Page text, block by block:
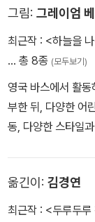
운 세계, 그 누구도
그림: 그레이엄
최근작 : <하늘을
… 총 8종 (모두보기)
영국 바스에서 활
부한 뒤, 다양한 어
동, 다양한 스타일
습니다.
옮긴이: 김경연
최근작 : <두루두루